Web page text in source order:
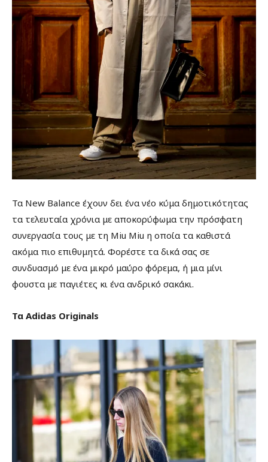
Τα New Balance έχουν δει ένα νέο κύμα δημοτικότητας
τα τελευταία χρόνια με αποκορύφωμα την πρόσφατη
συνεργασία τους με τη Miu Miu η οποία τα καθιστά
ακόμα πιο επιθυμητά. Φορέστε τα δικά σας σε
συνδυασμό με ένα μικρό μαύρο φόρεμα, ή μια μίνι
φουστα με παγιέτες κι ένα ανδρικό σακάκι.
Τα Adidas Originals